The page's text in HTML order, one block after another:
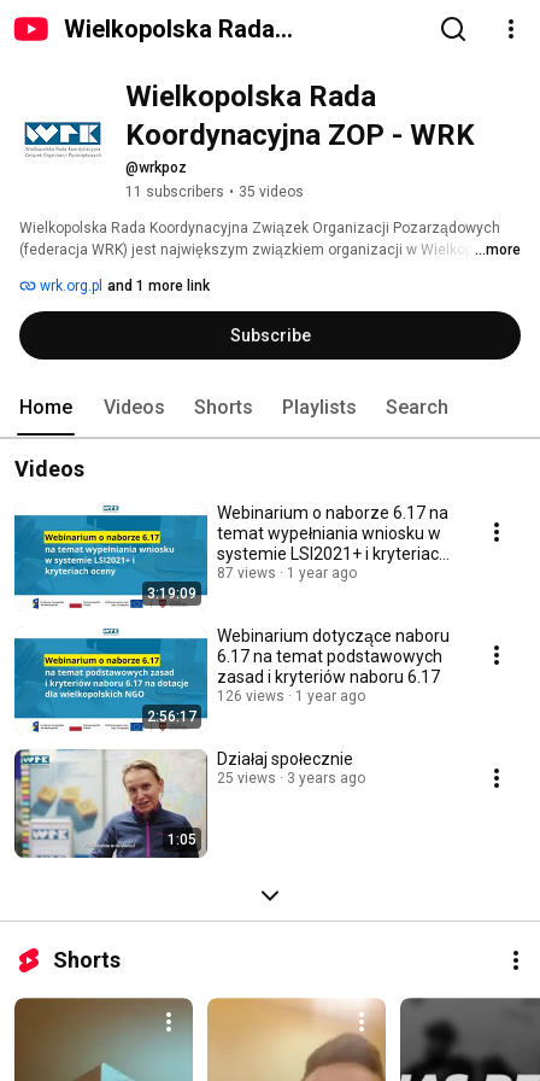
Wielkopolska Rada
Wielkopolska Rada
Koordynacyjna ZOP - WRK
@wrkpoz
11 subscribers • 35 videos
Wielkopolska Rada Koordynacyjna Związek Organizacji Pozarządowych
(federacja WRK) jest największym związkiem organizacji w Wielkopolsce,
stowarzyszeń) z całego regionu. W sektorze pozarządowym działamy od
ponad 25 lat. Swoimi działaniami wsparliśmy już kilka tysięcy organizacji.
Skupiamy profesjonalistów i pasjonatów dlatego o organizacjach wiemy
wszystko.
...more
wrk.org.pl and 1 more link
Subscribe
Home Videos Shorts Playlists Search
Videos
3:19:09
Webinarium o naborze 6.17 na
temat wypełniania wniosku w
systemie LSI2021+ i kryteriach
oceny
87 views 1 year ago
2:56:17
Webinarium dotyczące naboru
6.17 na temat podstawowych
zasad i kryteriów naboru 6.17
126 views 1 year ago
1:05
Działaj społecznie
25 views 3 years ago
Shorts